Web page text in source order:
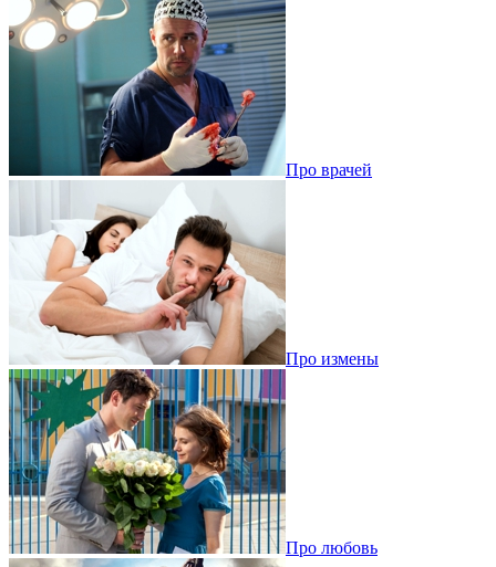
Про врачей
Про измены
Про любовь